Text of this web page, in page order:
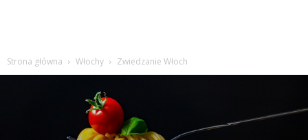
Strona główna Włochy Zwiedzanie Włoch